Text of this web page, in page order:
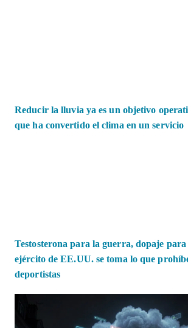
Reducir la lluvia ya es un objetivo
que ha convertido el clima en un servicio
Testosterona para la guerra, dopaje
ejército de EE.UU. se toma lo que
deportistas